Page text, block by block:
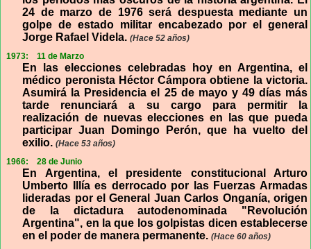
24 de marzo de 1976 será despuesta mediante un
golpe de estado militar encabezado por el general
Jorge Rafael Videla.(Hace 52 años)
1973:
11 de Marzo
En las elecciones celebradas hoy en Argentina, el
médico peronista Héctor Cámpora obtiene la victoria.
Asumirá la Presidencia el 25 de mayo y 49 días más
tarde renunciará a su cargo para permitir la
realización de nuevas elecciones en las que pueda
participar Juan Domingo Perón, que ha vuelto del
exilio.(Hace 53 años)
1966:
28 de Junio
En Argentina, el presidente constitucional Arturo
Umberto Illía es derrocado por las Fuerzas Armadas
lideradas por el General Juan Carlos Onganía, origen
de la dictadura autodenominada "Revolución
Argentina", en la que los golpistas dicen establecerse
en el poder de manera permanente.(Hace 60 años)